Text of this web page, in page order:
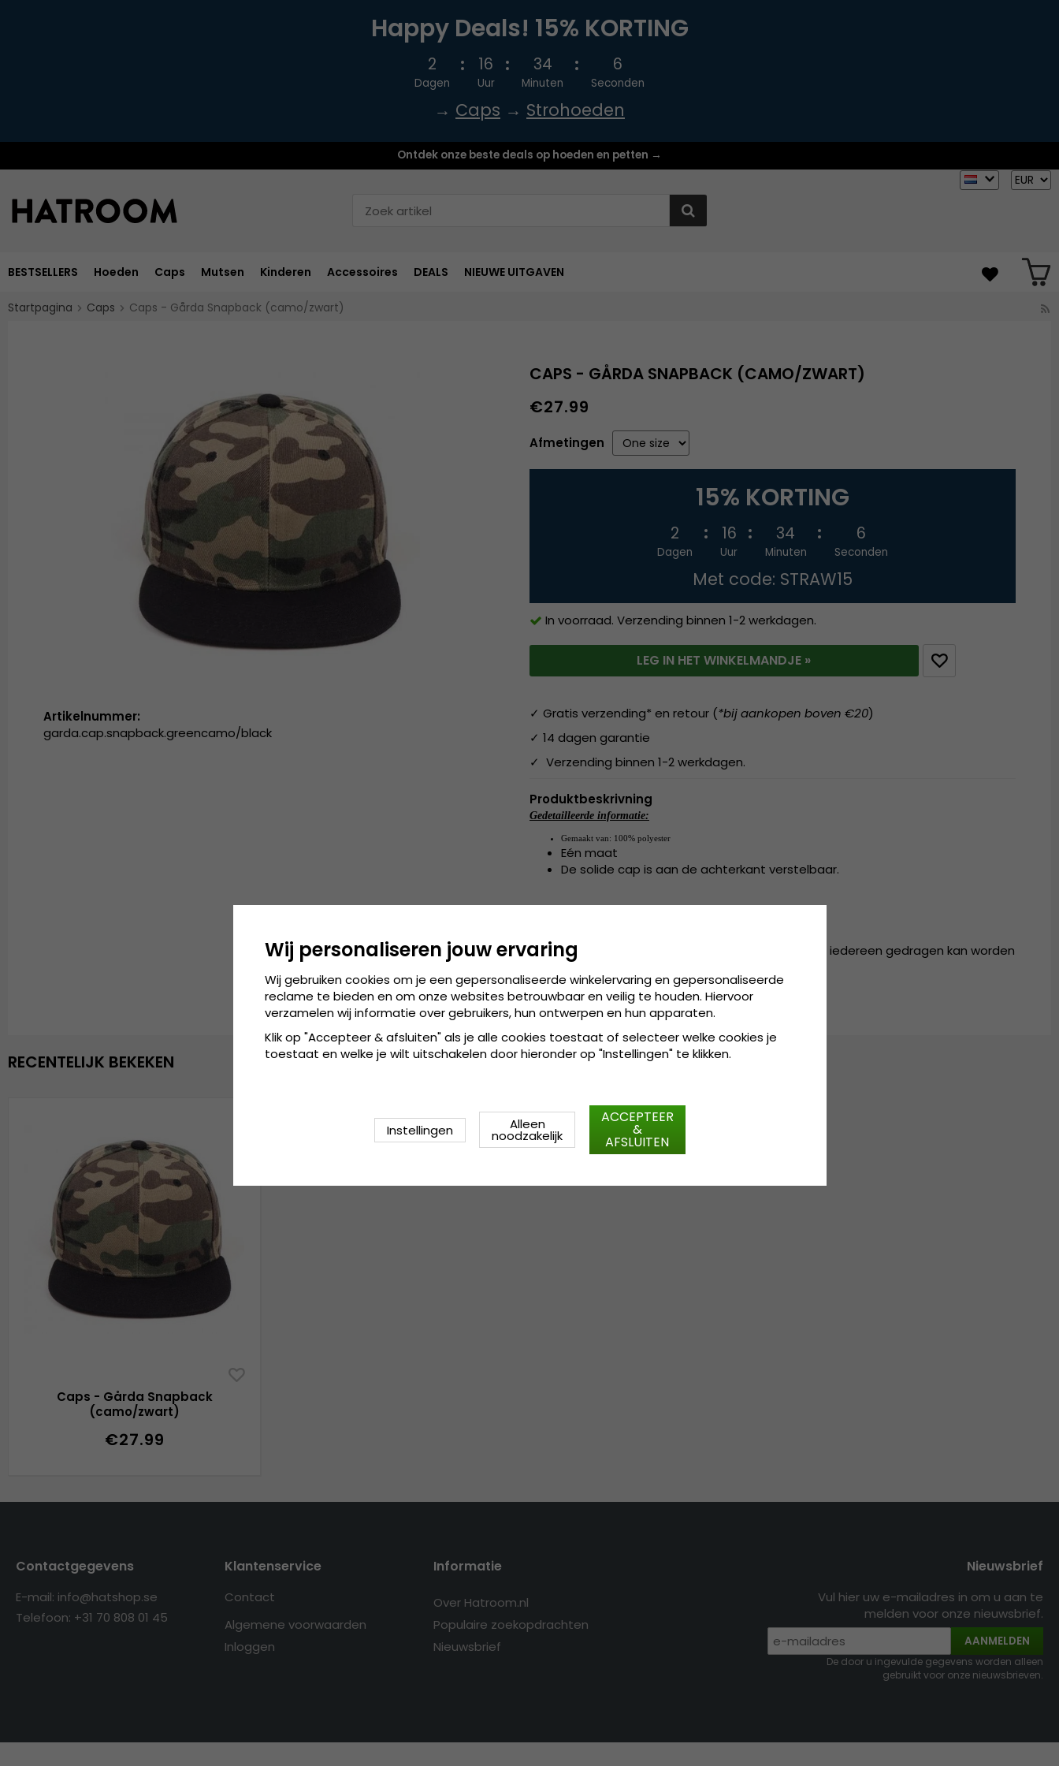
Happy Deals! 15% KORTING
2
Dagen
16
Uur
34
Minuten
5
Seconden
→ Caps → Strohoeden
Ontdek onze beste deals op hoeden en petten →
BESTSELLERS Hoeden Caps Mutsen Kinderen Accessoires DEALS NIEUWE UITGAVEN
Startpagina Caps Caps - Gårda Snapback (camo/zwart)
CAPS - GÅRDA SNAPBACK (CAMO/ZWART)
€27.99
Afmetingen
15% KORTING
2
Dagen
16
Uur
34
Minuten
5
Seconden
Met code: STRAW15
In voorraad. Verzending binnen 1-2 werkdagen.
LEG IN HET WINKELMANDJE »
✓ Gratis verzending* en retour (*bij aankopen boven €20)
✓ 14 dagen garantie
✓ Verzending binnen 1-2 werkdagen.
Produktbeskrivning
Gedetailleerde informatie:
Gemaakt van: 100% polyester
Eén maat
De solide cap is aan de achterkant verstelbaar.
Gemaakt van:
Maattabel: de cap is verkrijgbaar in één maat, die door iedereen gedragen kan worden
Artikelnummer:
garda.cap.snapback.greencamo/black
RECENTELIJK BEKEKEN
Caps - Gårda Snapback
(camo/zwart)
€27.99
Contactgegevens
E-mail: info@hatshop.se
Telefoon: +31 70 808 01 45
Klantenservice
Contact
Algemene voorwaarden
Inloggen
Informatie
Over Hatroom.nl
Populaire zoekopdrachten
Nieuwsbrief
Nieuwsbrief
Vul hier uw e-mailadres in om u aan te
melden voor onze nieuwsbrief.
AANMELDEN
De door u ingevulde gegevens worden alleen
gebruikt voor onze nieuwsbrieven.
Wij personaliseren jouw ervaring
Wij gebruiken cookies om je een gepersonaliseerde winkelervaring en gepersonaliseerde
reclame te bieden en om onze websites betrouwbaar en veilig te houden. Hiervoor
verzamelen wij informatie over gebruikers, hun ontwerpen en hun apparaten.
Klik op "Accepteer & afsluiten" als je alle cookies toestaat of selecteer welke cookies je
toestaat en welke je wilt uitschakelen door hieronder op "Instellingen" te klikken.
Instellingen Alleen
noodzakelijk
ACCEPTEER
&
AFSLUITEN